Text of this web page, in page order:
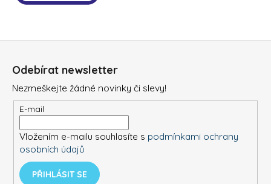
Odebírat newsletter
Nezmeškejte žádné novinky či slevy!
E-mail
Vložením e-mailu souhlasíte s podmínkami ochrany
osobních údajů
PŘIHLÁSIT SE